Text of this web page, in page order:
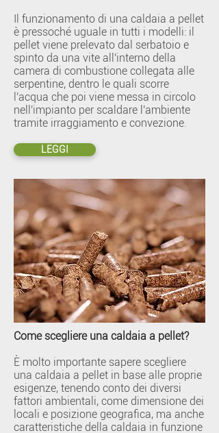
Il funzionamento di una caldaia a pellet
è pressoché uguale in tutti i modelli: il
pellet viene prelevato dal serbatoio e
spinto da una vite all'interno della
camera di combustione collegata alle
serpentine, dentro le quali scorre
l'acqua che poi viene messa in circolo
nell'impianto per scaldare l'ambiente
tramite irraggiamento e convezione.
LEGGI
Come scegliere una caldaia a pellet?
È molto importante sapere scegliere
una caldaia a pellet in base alle proprie
esigenze, tenendo conto dei diversi
fattori ambientali, come dimensione dei
locali e posizione geografica, ma anche
caratteristiche della caldaia in funzione